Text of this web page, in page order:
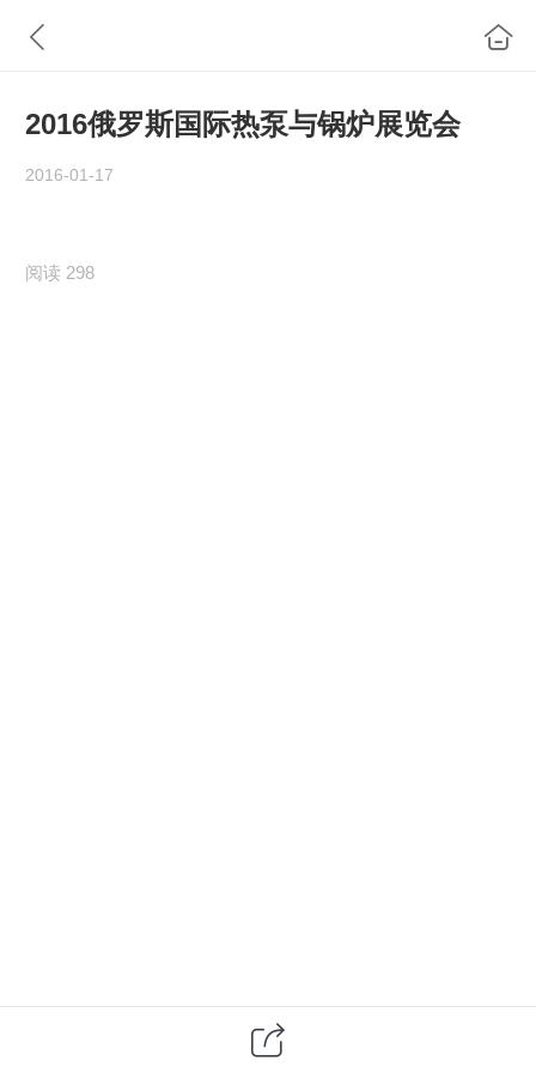
2016俄罗斯国际热泵与锅炉展览会
2016-01-17
阅读 298